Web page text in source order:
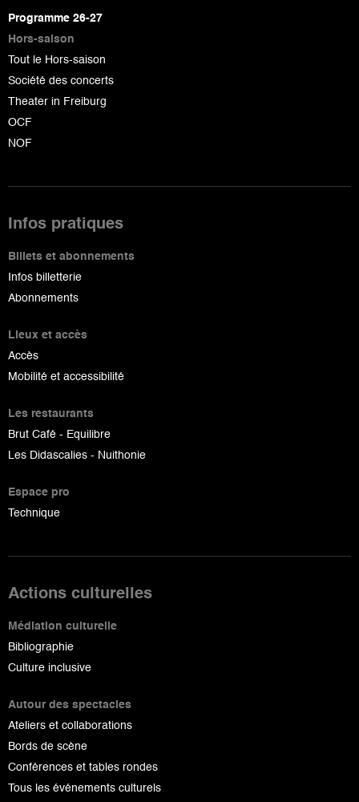
page
Programme 26-27
Hors-saison
Tout le Hors-saison
Société des concerts
Theater in Freiburg
OCF
NOF
Infos pratiques
Billets et abonnements
Infos billetterie
Abonnements
Lieux et accès
Accès
Mobilité et accessibilité
Les restaurants
Brut Café - Equilibre
Les Didascalies - Nuithonie
Espace pro
Technique
Actions culturelles
Médiation culturelle
Bibliographie
Culture inclusive
Autour des spectacles
Ateliers et collaborations
Bords de scène
Conférences et tables rondes
Tous les événements culturels